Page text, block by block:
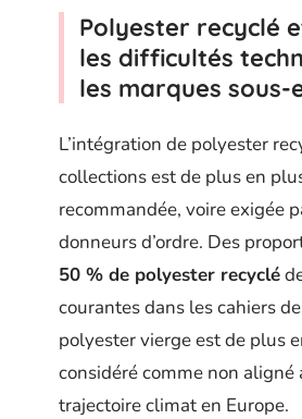
Polyester recyclé
les difficultés
les marques sous-
L’intégration de polyester
collections est de plus en
recommandée, voire exigée
donneurs d’ordre. Des
50 % de polyester recyclé
courantes dans les cahiers
polyester vierge est de plus
considéré comme non aligné
trajectoire climat en Europe.